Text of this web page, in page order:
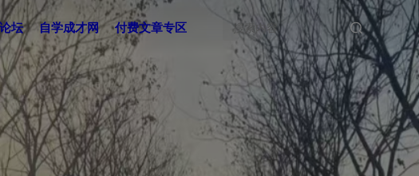
坛 自学成才网 付费文章专区